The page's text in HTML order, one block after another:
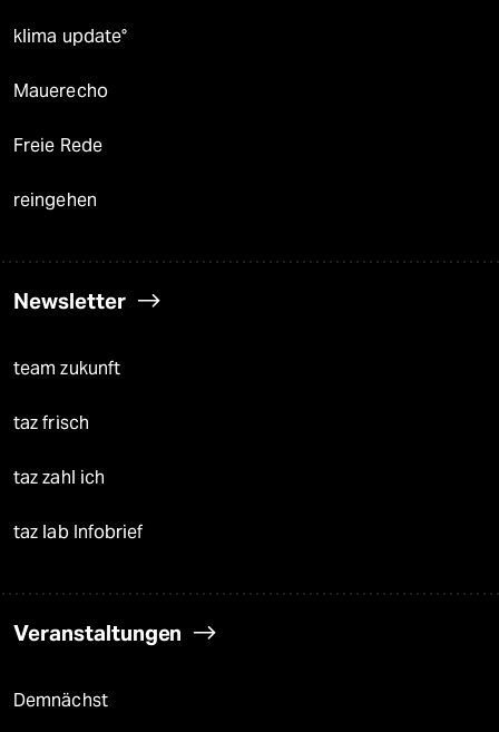
klima update°
Mauerecho
Freie Rede
reingehen
Newsletter
team zukunft
taz frisch
taz zahl ich
taz lab Infobrief
Veranstaltungen
Demnächst